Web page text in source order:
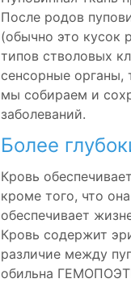
После родов
(обычно это кусок
типов стволовых
сенсорные органы,
мы собираем и
заболеваний.
Более
Кровь
кроме того, что
обеспечивает
Кровь содержит
различие между
обильна